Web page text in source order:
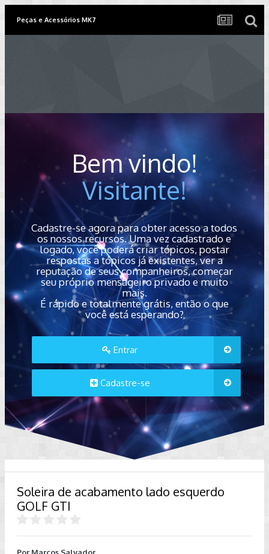
Peças e Acessórios MK7
Bem vindo!
Visitante!
Cadastre-se agora para obter acesso a todos
os nossos recursos. Uma vez cadastrado e
logado, você poderá criar tópicos, postar
respostas a tópicos já existentes, ver a
reputação de seus companheiros, começar
seu próprio mensageiro privado e muito
mais.
É rápido e totalmente grátis, então o que
você está esperando?
Entrar
Cadastre-se
Soleira de acabamento lado esquerdo
GOLF GTI